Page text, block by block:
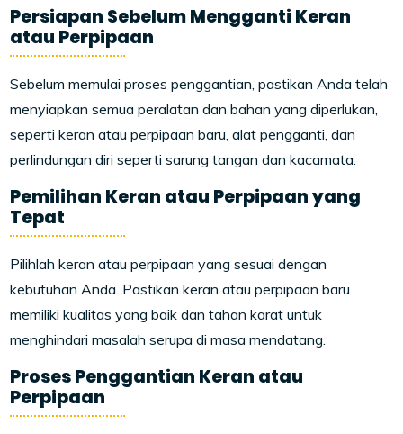
Persiapan Sebelum Mengganti Keran
atau Perpipaan
Sebelum memulai proses penggantian, pastikan Anda telah
menyiapkan semua peralatan dan bahan yang diperlukan,
seperti keran atau perpipaan baru, alat pengganti, dan
perlindungan diri seperti sarung tangan dan kacamata.
Pemilihan Keran atau Perpipaan yang
Tepat
Pilihlah keran atau perpipaan yang sesuai dengan
kebutuhan Anda. Pastikan keran atau perpipaan baru
memiliki kualitas yang baik dan tahan karat untuk
menghindari masalah serupa di masa mendatang.
Proses Penggantian Keran atau
Perpipaan